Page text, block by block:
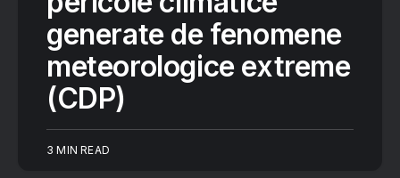
generate de fenomene
meteorologice extreme
(CDP)
3 MIN READ